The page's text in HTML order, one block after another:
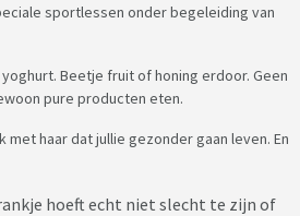
sportlessen onder begeleiding van
Beetje fruit of honing erdoor. Geen
pure producten eten.
haar dat jullie gezonder gaan leven. En
hoeft echt niet slecht te zijn of